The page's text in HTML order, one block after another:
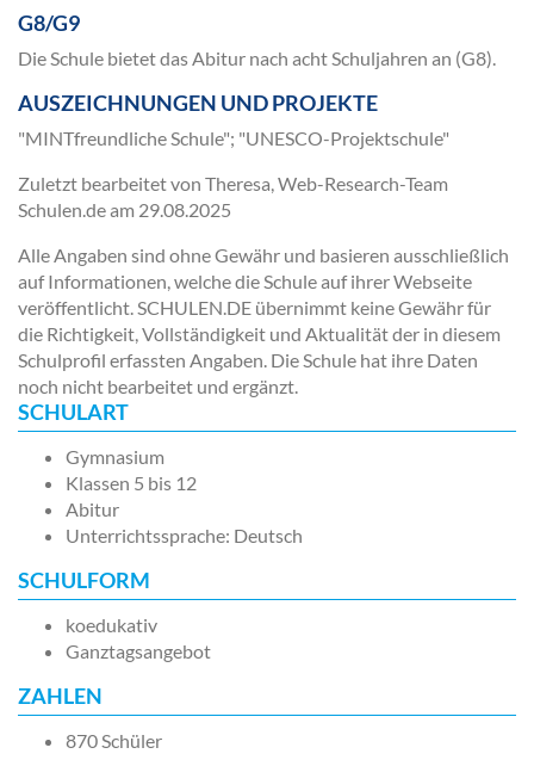
G8/G9
Die Schule bietet das Abitur nach acht Schuljahren an (G8).
AUSZEICHNUNGEN UND PROJEKTE
"MINTfreundliche Schule"; "UNESCO-Projektschule"
Zuletzt bearbeitet von Theresa, Web-Research-Team
Schulen.de am 29.08.2025
Alle Angaben sind ohne Gewähr und basieren ausschließlich
auf Informationen, welche die Schule auf ihrer Webseite
veröffentlicht. SCHULEN.DE übernimmt keine Gewähr für
die Richtigkeit, Vollständigkeit und Aktualität der in diesem
Schulprofil erfassten Angaben. Die Schule hat ihre Daten
noch nicht bearbeitet und ergänzt.
SCHULART
Gymnasium
Klassen 5 bis 12
Abitur
Unterrichtssprache: Deutsch
SCHULFORM
koedukativ
Ganztagsangebot
ZAHLEN
870 Schüler